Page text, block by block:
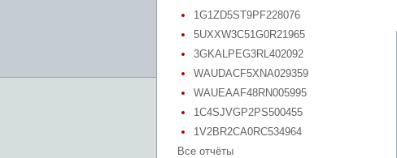
1G1ZD5ST9PF228076
5UXXW3C51G0R21965
3GKALPEG3RL402092
WAUDACF5XNA029359
WAUEAAF48RN005995
1C4SJVGP2PS500455
1V2BR2CA0RC534964
Все отчёты